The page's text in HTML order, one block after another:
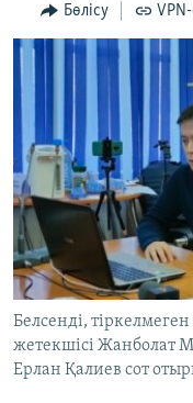
АРНАЙЫ ЖОБАЛАР
Русский
Басқа тілдерде
Бөлісу
Белсенді,
жетекшісі Жанболат
Ерлан Қалиев сот